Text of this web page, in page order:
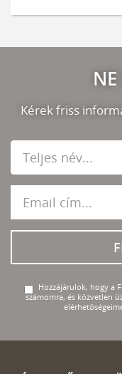
Kérek friss
Hozzájárulok, hogy a
számomra, és közvetlen